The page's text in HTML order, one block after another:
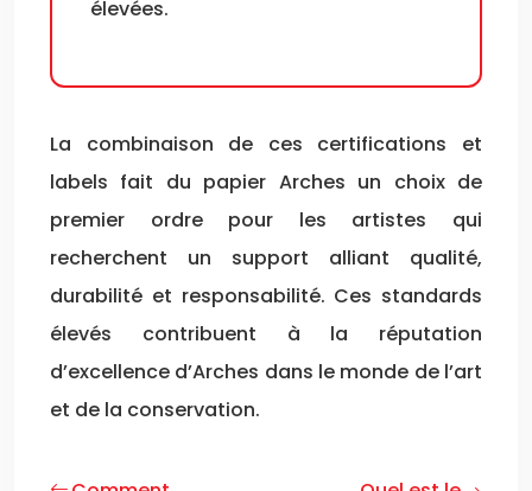
élevées.
La combinaison de ces certifications et
labels fait du papier Arches un choix de
premier ordre pour les artistes qui
recherchent un support alliant qualité,
durabilité et responsabilité. Ces standards
élevés contribuent à la réputation
d’excellence d’Arches dans le monde de l’art
et de la conservation.